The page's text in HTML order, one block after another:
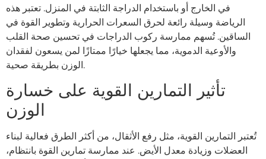
في الخارج أو باستخدام الدراجة الثابتة في المنزل. تعتبر هذه
الرياضة وسيلة رائعة لحرق السعرات الحرارية وتطوير القوة في
الساقين. تُسهم ممارسة ركوب الدراجات في تحسين صحة القلب
والأوعية الدموية، مما يجعلها خيارًا ممتازًا لمن يسعون لفقدان
الوزن بطريقة صحية.
تأثير التمارين القوية على خسارة
الوزن
تُعتبر التمارين القوية، مثل رفع الأثقال، من أكثر الطرق فعالية لبناء
العضلات وزيادة معدل الأيض. عند ممارسة تمارين القوة بانتظام،